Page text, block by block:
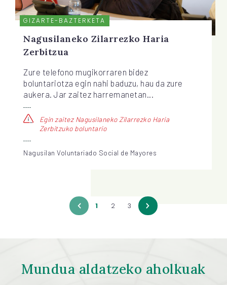
GIZARTE-BAZTERKETA
Nagusilaneko Zilarrezko Haria
Zerbitzua
Zure telefono mugikorraren bidez
boluntariotza egin nahi baduzu, hau da zure
aukera. Jar zaitez harremanetan...
Egin zaitez Nagusilaneko Zilarrezko Haria
Zerbitzuko boluntario
Nagusilan Voluntariado Social de Mayores
1 2 3
Mundua aldatzeko aholkuak